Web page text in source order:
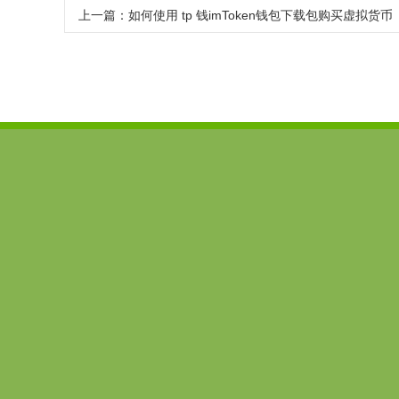
上一篇： 如何使用 tp 钱imToken钱包下载包购买虚拟货币